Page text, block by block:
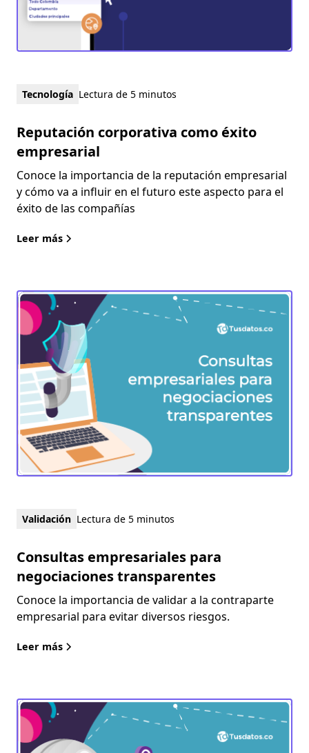
Tecnología Lectura de 5 minutos
Reputación corporativa como éxito
empresarial
Conoce la importancia de la reputación empresarial
y cómo va a influir en el futuro este aspecto para el
éxito de las compañías
Leer más
Validación Lectura de 5 minutos
Consultas empresariales para
negociaciones transparentes
Conoce la importancia de validar a la contraparte
empresarial para evitar diversos riesgos.
Leer más